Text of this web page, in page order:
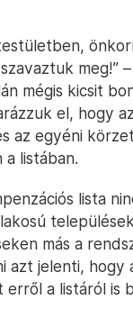
meg!”
mégis kicsit
el, hogy
az egyéni
listában.
lista
más a
azt jelenti,
a listáról is